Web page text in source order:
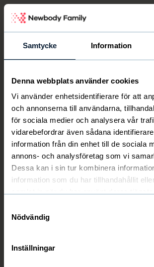
Samtycke Information
Denna webbplats använder cookies
Vi använder enhetsidentifierare för att
och annonserna till användarna,
för sociala medier och analysera vår
vidarebefordrar även sådana
information från din enhet till de sociala
annons- och analysföretag som vi
Dessa kan i sin tur kombinera
information som du har tillhandahållit
Nödvändig
Inställningar
Välkommen
Newbody Family Portal